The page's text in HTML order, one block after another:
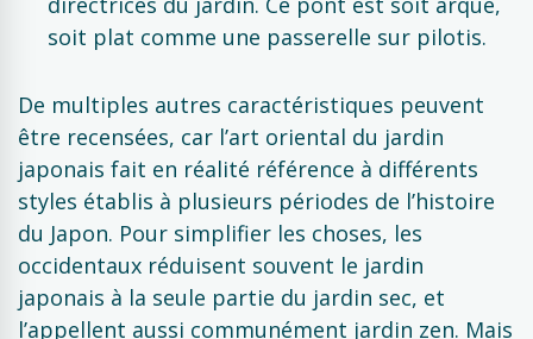
soit plat comme une passerelle sur pilotis.
De multiples autres caractéristiques peuvent
être recensées, car l’art oriental du jardin
japonais fait en réalité référence à différents
styles établis à plusieurs périodes de l’histoire
du Japon. Pour simplifier les choses, les
occidentaux réduisent souvent le jardin
japonais à la seule partie du jardin sec, et
l’appellent aussi communément jardin zen. Mais